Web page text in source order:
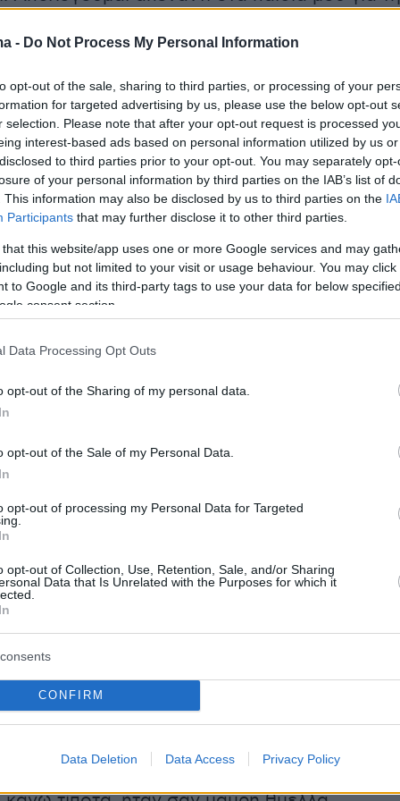
- Do Not Process My Personal Information
opt-out of the sale, sharing to third parties, or processing of your
for targeted advertising by us, please use the below opt-out
selection. Please note that after your opt-out request is processed
interest-based ads based on personal information utilized by us
to third parties prior to your opt-out. You may separately
of your personal information by third parties on the IAB’s list of
This information may also be disclosed by us to third parties on the
Participants that may further disclose it to other third parties.
that this website/app uses one or more Google services and may
but not limited to your visit or usage behaviour. You may
to Google and its third-party tags to use your data for below
consent section.
Data Processing Opt Outs
opt-out of the Sharing of my personal data.
opt-out of the Sale of my Personal Data.
opt-out of processing my Personal Data for Targeted
opt-out of Collection, Use, Retention, Sale, and/or Sharing
Data that Is Unrelated with the Purposes for which it
CONFIRM
Data Deletion Data Access Privacy Policy
στην ταράτσα μου για να μας παίρνουν
ο κατηγορούμενος σκηνοθέτης,
σταόσα έζησε το πρωί της 18ης Δεκεμβρίου
μεταξύ άλλων τα εξής:
από φασαρία, γινόταν χαμός, ένταση, καπνοί,
και τρομακτική επιχείρηση. Οι
είχαν έναν τροχό που τάχα μου δεν έπαιρνε
να μπουν από την άλλη. Πήγα να
το αυτοκίνητο και επιστρέφοντας είδα
Αισθανόσουν ότι οι αστυνομικοί
μπαλκόνι και ο γιος μου τραβούσε βίντεο
ότι δεν είναι ωραίο αυτό. Ακόμα και σήμερα
αν τον είχα αφήσει να το τραβήξει θα είχε
εμπλοκή του με την υπόθεση.... Χτύπησε το
θα χει τραυματιστεί αστυνομικός και
πού να τον ακουμπήσουν, τόσο ηλίθιος
ένας αστυνομικός σαν Ρομποκοπ, με
ο κατηγορούμενος κατάθεσε πως ανέβηκε
ήρθε
με πάνοπλους αστυνομικούς
Χαρακτηριστικά ανέφερε: «Φάγαμε το ξύλο
Αυτοί ήταν σαν Ρομποκοπ, και με